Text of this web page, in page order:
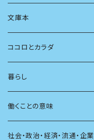
言語
批評
アンソロジー
自伝・伝記
写真
その他
インテリア
ファッション
建築
マンガ
テレビ
ラジオ
マガジン
その他
本の本
読書
小さいお子さん向け
自分で読めるようになったら
大人も楽しい絵本
海外絵本
童話
文庫本
男性作家
女性作家
その他
ココロとカラダ
フェミニズム
カウンセリング
人間関係
暮らし
料理
育児
働くことの意味
仕事のヒント
社会・政治・経済・流通・企業